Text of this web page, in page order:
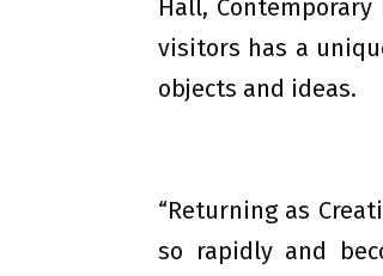
Hall,
visitors has a
objects and ideas.
“Returning as
so rapidly and